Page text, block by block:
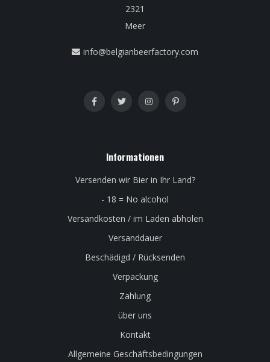
2321
Meer
info@belgianbeerfactory.com
Informationen
Versenden wir Bier in Ihr Land?
- 18 = No alcohol
Versandkosten / im Laden abholen
Versanddauer
Beschädigd / Rücksenden
Verpackung
Zahlung
über uns
Kontakt
Allgemeine Geschäftsbedingungen